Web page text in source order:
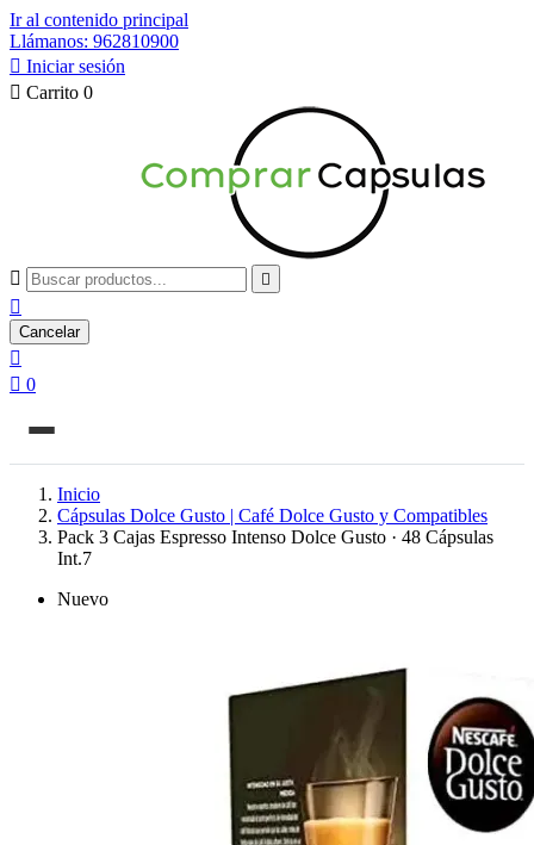
Ir al contenido principal
Llámanos: 962810900
 Iniciar sesión
 Carrito 0
 

Cancelar

 0
Inicio
Cápsulas Dolce Gusto | Café Dolce Gusto y Compatibles
Pack 3 Cajas Espresso Intenso Dolce Gusto · 48 Cápsulas
Int.7
Nuevo